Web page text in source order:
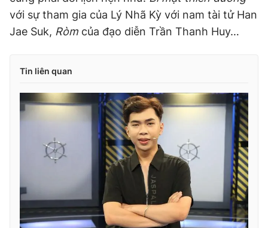
với sự tham gia của Lý Nhã Kỳ với nam tài tử Han
Jae Suk, Ròm của đạo diễn Trần Thanh Huy…
Tin liên quan